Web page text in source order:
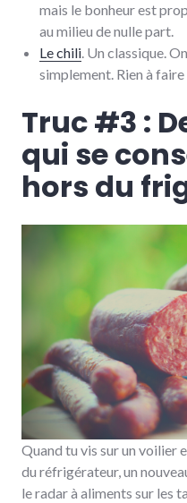
mais le bonheur est
au milieu de nulle part.
Le chili. Un classique.
simplement. Rien à
Truc #3 :
qui se
hors du
Quand tu vis sur un voilier
du réfrigérateur, un
le radar à aliments sur les